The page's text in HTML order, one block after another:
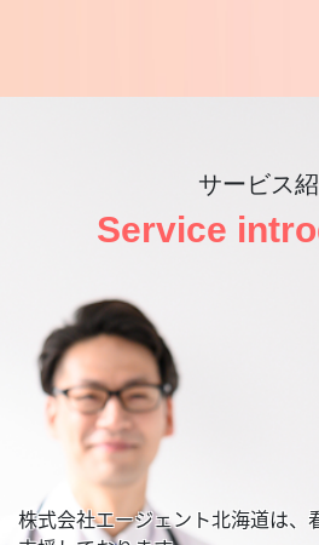
サービス
Service
株式会社エージェント北海道は、